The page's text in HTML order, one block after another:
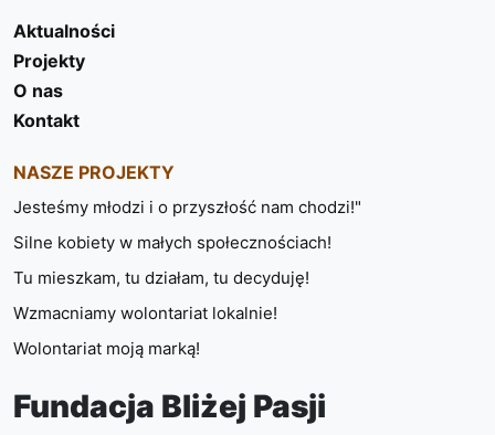
Aktualności
Projekty
O nas
Kontakt
NASZE PROJEKTY
Jesteśmy młodzi i o przyszłość nam chodzi!"
Silne kobiety w małych społecznościach!
Tu mieszkam, tu działam, tu decyduję!
Wzmacniamy wolontariat lokalnie!
Wolontariat moją marką!
Fundacja Bliżej Pasji